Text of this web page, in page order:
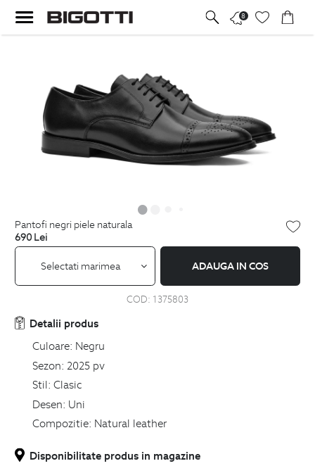
8
pantofi negri piele naturala
690 Lei
Selectati marimea ADAUGA IN COS
COD: 1375803
Detalii produs
Culoare: Negru
Sezon: 2025 pv
Stil: Clasic
Desen: Uni
Compozitie: Natural leather
Disponibilitate produs in magazine